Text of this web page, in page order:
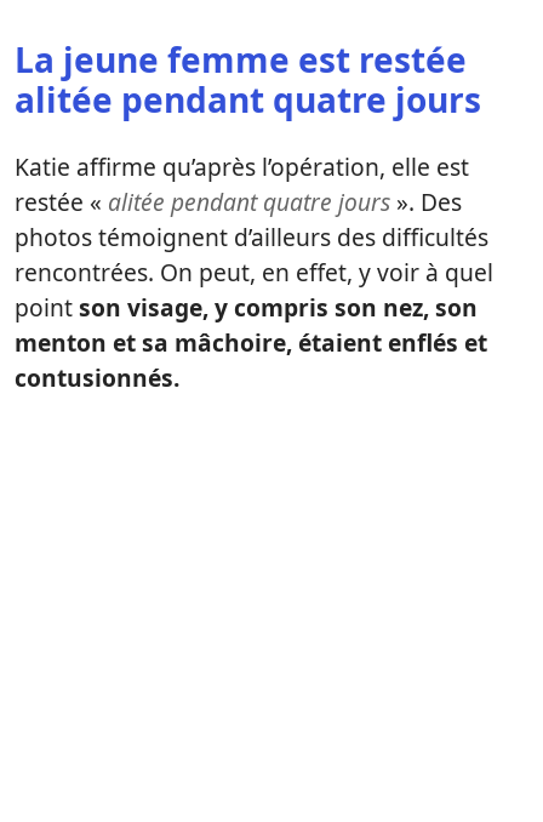
La jeune femme est restée
alitée pendant quatre jours
Katie affirme qu’après l’opération, elle est
restée « alitée pendant quatre jours ». Des
photos témoignent d’ailleurs des difficultés
rencontrées. On peut, en effet, y voir à quel
pointson visage, y compris son nez, son
menton et sa mâchoire, étaient enflés et
contusionnés.